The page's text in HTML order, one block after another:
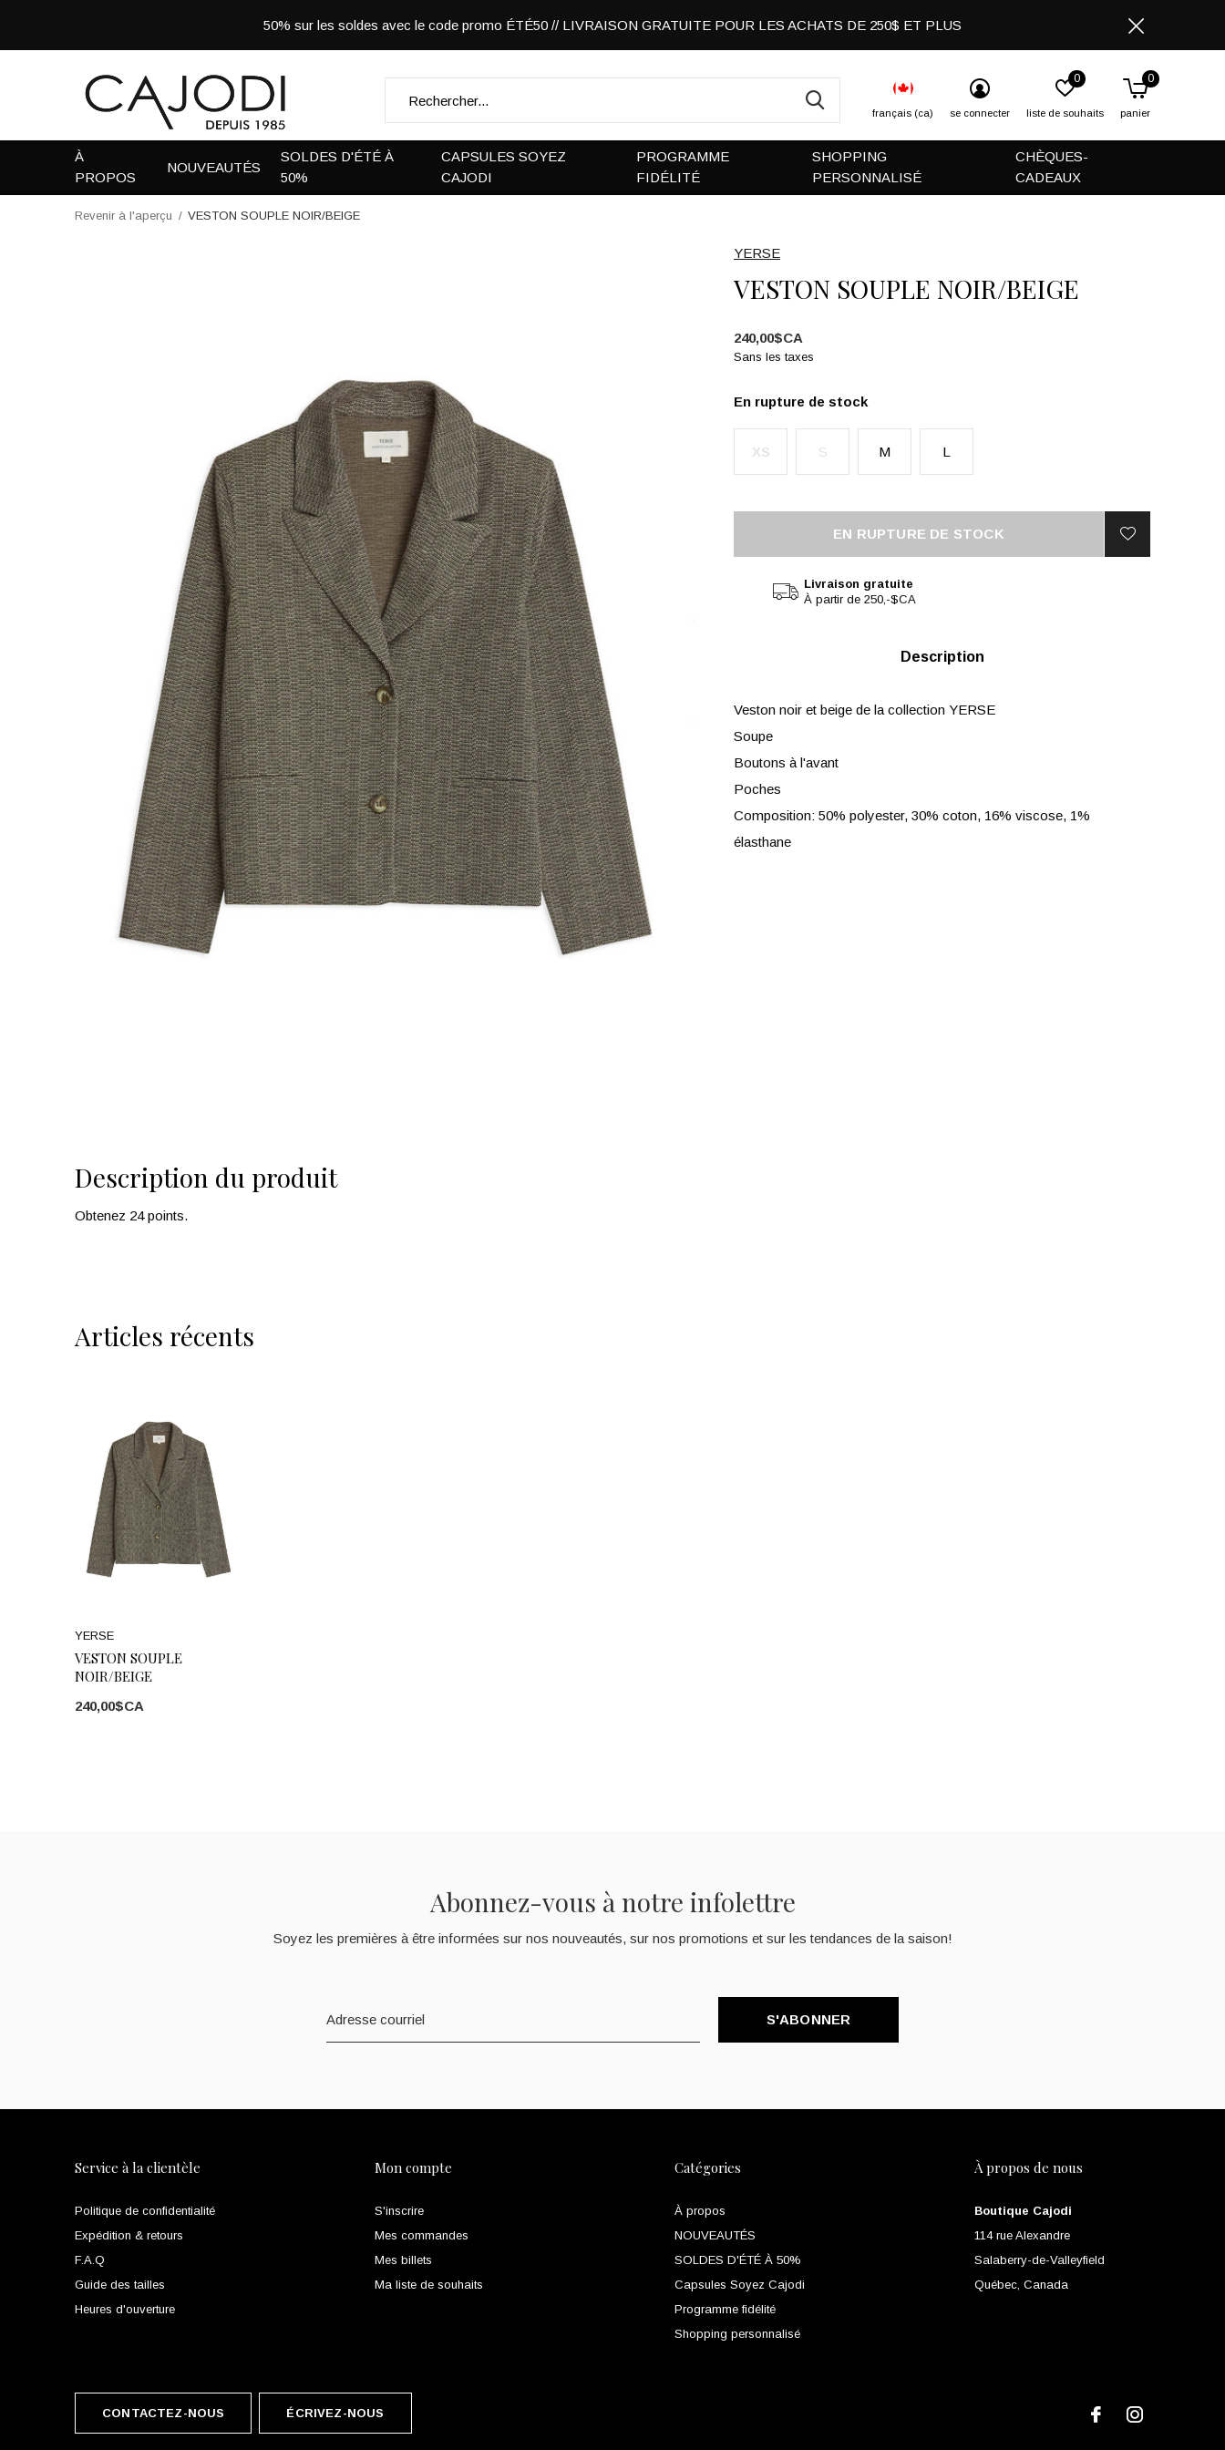
À
PROPOS
NOUVEAUTÉS
SOLDES D'ÉTÉ À
50%
CAPSULES SOYEZ
CAJODI
PROGRAMME
FIDÉLITÉ
SHOPPING
PERSONNALISÉ
CHÈQUES-
CADEAUX
français (ca) se connecter liste de souhaits
0
panier
0
50% sur les soldes avec le code promo ÉTÉ50 // LIVRAISON GRATUITE POUR LES ACHATS DE 250$ ET PLUS
Revenir à l'aperçu VESTON SOUPLE NOIR/BEIGE
YERSE
VESTON SOUPLE NOIR/BEIGE
240,00$CA
Sans les taxes
En rupture de stock
XS S M L
EN RUPTURE DE STOCK
Livraison gratuite
À partir de 250,-$CA
Description
Veston noir et beige de la collection YERSE
Soupe
Boutons à l'avant
Poches
Composition: 50% polyester, 30% coton, 16% viscose, 1%
élasthane
Description du produit
Obtenez 24 points.
Articles récents
YERSE
VESTON SOUPLE
NOIR/BEIGE
240,00$CA
Abonnez-vous à notre infolettre
Soyez les premières à être informées sur nos nouveautés, sur nos promotions et sur les tendances de la saison!
S'ABONNER
Service à la clientèle
Politique de confidentialité
Expédition & retours
F.A.Q
Guide des tailles
Heures d'ouverture
Mon compte
S'inscrire
Mes commandes
Mes billets
Ma liste de souhaits
Catégories
À propos
NOUVEAUTÉS
SOLDES D'ÉTÉ À 50%
Capsules Soyez Cajodi
Programme fidélité
Shopping personnalisé
À propos de nous
Boutique Cajodi
114 rue Alexandre
Salaberry-de-Valleyfield
Québec, Canada
CONTACTEZ-NOUS ÉCRIVEZ-NOUS